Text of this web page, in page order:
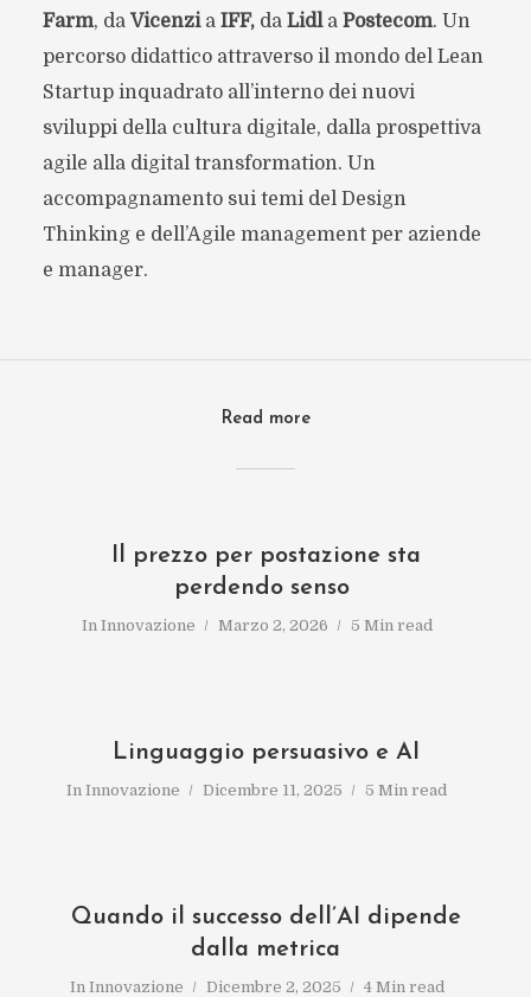
Farm, da Vicenzia IFF, da Lidl a Postecom. Un
percorso didattico attraverso il mondo del Lean
Startup inquadrato all’interno dei nuovi
sviluppi della cultura digitale, dalla prospettiva
agile alla digital transformation. Un
accompagnamento sui temi del Design
Thinking e dell’Agile management per aziende
e manager.
Read more
Il prezzo per postazione sta
perdendo senso
In Innovazione Marzo 2, 2026 5 Min read
Linguaggio persuasivo e AI
In Innovazione Dicembre 11, 2025 5 Min read
Quando il successo dell’AI dipende
dalla metrica
In Innovazione Dicembre 2, 2025 4 Min read